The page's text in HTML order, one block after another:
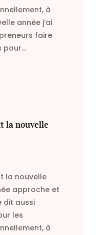
à
année j’ai
faire
la nouvelle
la nouvelle
approche et
dit aussi
les
à